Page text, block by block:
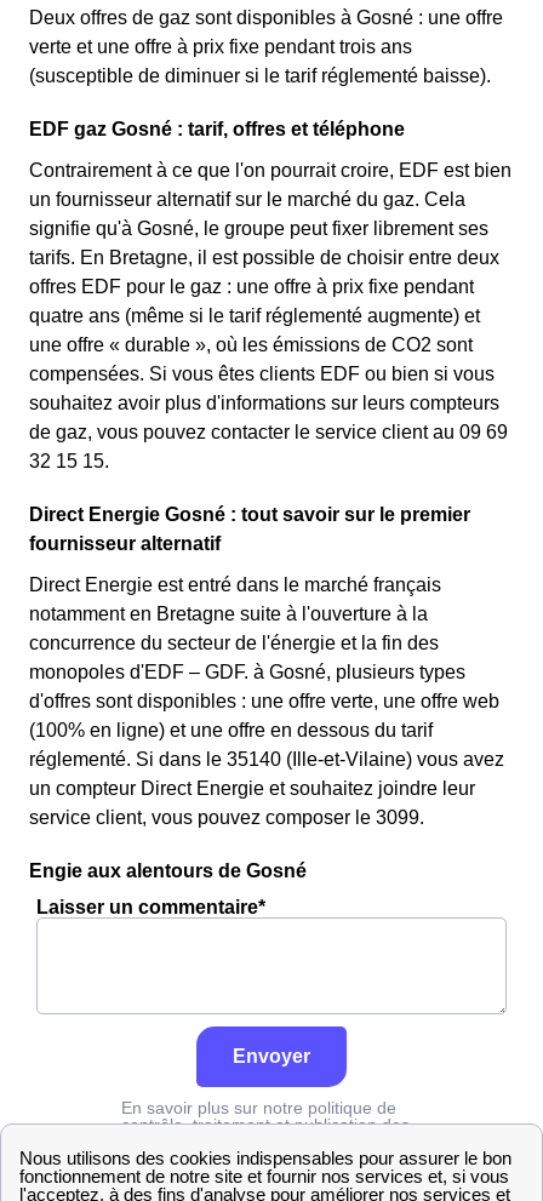
Deux offres de gaz sont disponibles à Gosné : une offre
verte et une offre à prix fixe pendant trois ans
(susceptible de diminuer si le tarif réglementé baisse).
EDF gaz Gosné : tarif, offres et téléphone
Contrairement à ce que l'on pourrait croire, EDF est bien
un fournisseur alternatif sur le marché du gaz. Cela
signifie qu'à Gosné, le groupe peut fixer librement ses
tarifs. En Bretagne, il est possible de choisir entre deux
offres EDF pour le gaz : une offre à prix fixe pendant
quatre ans (même si le tarif réglementé augmente) et
une offre « durable », où les émissions de CO2 sont
compensées. Si vous êtes clients EDF ou bien si vous
souhaitez avoir plus d'informations sur leurs compteurs
de gaz, vous pouvez contacter le service client au 09 69
32 15 15.
Direct Energie Gosné : tout savoir sur le premier
fournisseur alternatif
Direct Energie est entré dans le marché français
notamment en Bretagne suite à l'ouverture à la
concurrence du secteur de l'énergie et la fin des
monopoles d'EDF – GDF. à Gosné, plusieurs types
d'offres sont disponibles : une offre verte, une offre web
(100% en ligne) et une offre en dessous du tarif
réglementé. Si dans le 35140 (Ille-et-Vilaine) vous avez
un compteur Direct Energie et souhaitez joindre leur
service client, vous pouvez composer le 3099.
Engie aux alentours de Gosné
Laisser un commentaire*
Envoyer
En savoir plus sur notre politique de
contrôle, traitement et publication des